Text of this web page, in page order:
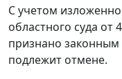
С учетом
областного суда от
признано
подлежит отмене.